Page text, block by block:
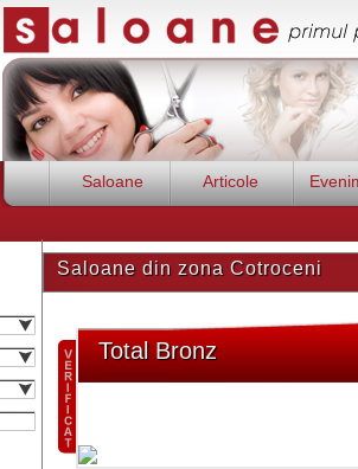
Saloane Articole
Saloane din zona Cotroceni
Total Bronz